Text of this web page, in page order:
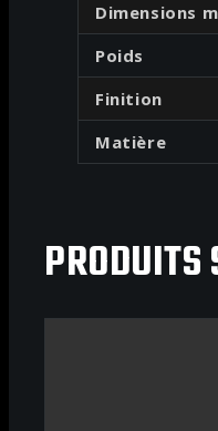
Dimensions
Poids
Finition
Matière